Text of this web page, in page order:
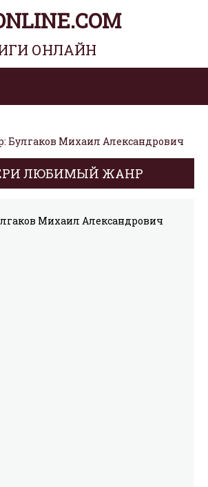
ОНЛАЙН
Булгаков Михаил Александрович
ЛЮБИМЫЙ ЖАНР